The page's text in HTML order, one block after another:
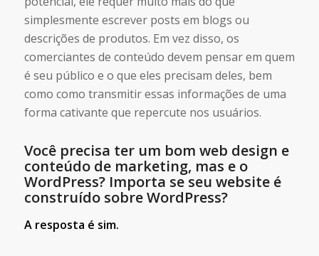
simplesmente escrever posts em blogs ou
descrições de produtos. Em vez disso, os
comerciantes de conteúdo devem pensar em quem
é seu público e o que eles precisam deles, bem
como como transmitir essas informações de uma
forma cativante que repercute nos usuários.
Você precisa ter um bom web design e
conteúdo de marketing, mas e o
WordPress? Importa se seu website é
construído sobre WordPress?
A resposta é sim.